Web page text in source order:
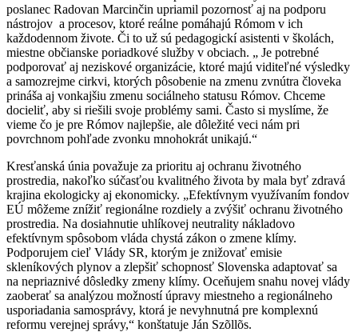
poslanec Radovan Marcinčin upriamil pozornosť aj na podporu
nástrojov a procesov, ktoré reálne pomáhajú Rómom v ich
každodennom živote. Či to už sú pedagogickí asistenti v školách,
miestne občianske poriadkové služby v obciach. „ Je potrebné
podporovať aj neziskové organizácie, ktoré majú viditeľné výsledky
a samozrejme cirkvi, ktorých pôsobenie na zmenu zvnútra človeka
prináša aj vonkajšiu zmenu sociálneho statusu Rómov. Chceme
docieliť, aby si riešili svoje problémy sami. Často si myslíme, že
vieme čo je pre Rómov najlepšie, ale dôležité veci nám pri
povrchnom pohľade zvonku mnohokrát unikajú.“
Kresťanská únia považuje za prioritu aj ochranu životného
prostredia, nakoľko súčasťou kvalitného života by mala byť zdravá
krajina ekologicky aj ekonomicky. „Efektívnym využívaním fondov
EÚ môžeme znížiť regionálne rozdiely a zvýšiť ochranu životného
prostredia. Na dosiahnutie uhlíkovej neutrality nákladovo
efektívnym spôsobom vláda chystá zákon o zmene klímy.
Podporujem cieľ Vlády SR, ktorým je znižovať emisie
skleníkových plynov a zlepšiť schopnosť Slovenska adaptovať sa
na nepriaznivé dôsledky zmeny klímy. Oceňujem snahu novej vlády
zaoberať sa analýzou možností úpravy miestneho a regionálneho
usporiadania samosprávy, ktorá je nevyhnutná pre komplexnú
reformu verejnej správy,“ konštatuje Ján Szõllõs.